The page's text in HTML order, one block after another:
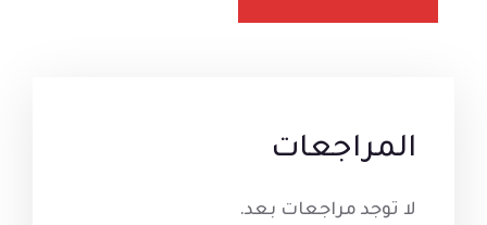
المراجعات
لا توجد مراجعات بعد.